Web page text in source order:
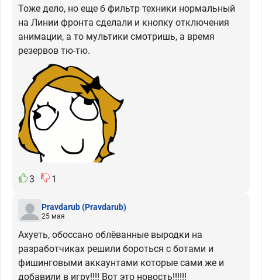
Тоже дело, но еще б фильтр техники нормальный
на Линии фронта сделали и кнопку отключения
анимации, а то мультики смотришь, а время
резервов тю-тю.
3 1
Pravdarub(Pravdarub)
25 мая
Ахуеть, обоссано облёванные выродки на
разработчиках решили бороться с ботами и
фишинговыми аккаунтами которые сами же и
добавили в игру!!!! Вот это новость!!!!!!